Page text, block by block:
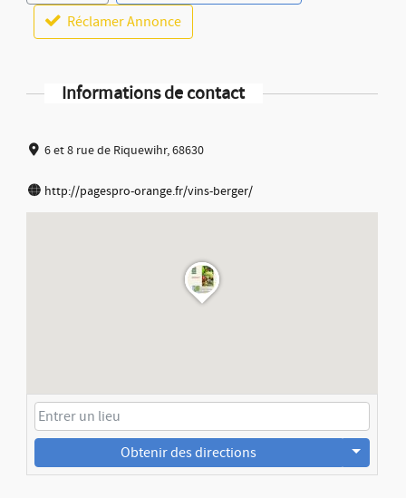
Réclamer Annonce
Informations de contact
6 et 8 rue de Riquewihr, 68630
http://pagespro-orange.fr/vins-berger/
Obtenir des directions